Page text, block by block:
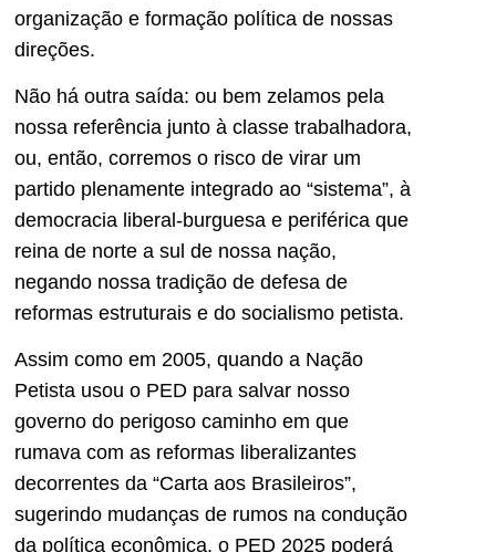
organização e formação política de nossas
direções.
Não há outra saída: ou bem zelamos pela
nossa referência junto à classe trabalhadora,
ou, então, corremos o risco de virar um
partido plenamente integrado ao “sistema”, à
democracia liberal-burguesa e periférica que
reina de norte a sul de nossa nação,
negando nossa tradição de defesa de
reformas estruturais e do socialismo petista.
Assim como em 2005, quando a Nação
Petista usou o PED para salvar nosso
governo do perigoso caminho em que
rumava com as reformas liberalizantes
decorrentes da “Carta aos Brasileiros”,
sugerindo mudanças de rumos na condução
da política econômica, o PED 2025 poderá